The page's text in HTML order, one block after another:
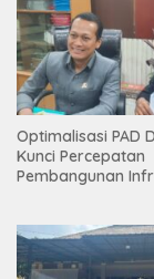
Optimalisasi PAD
Kunci Percepatan
Pembangunan